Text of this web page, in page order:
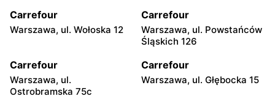
Carrefour
Warszawa, ul. Wołoska 12
Carrefour
Warszawa, ul. Powstańców
Śląskich 126
Carrefour
Warszawa, ul.
Ostrobramska 75c
Carrefour
Warszawa, ul. Głębocka 15